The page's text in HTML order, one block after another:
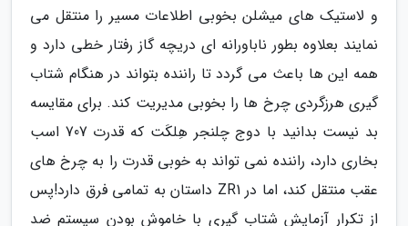
و لاستیک های میشلن بخوبی اطلاعات مسیر را منتقل می
نمایند بعلاوه بطور ناباورانه ای دریچه گاز رفتار خطی دارد و
همه این ها باعث می گردد تا راننده بتواند در هنگام شتاب
گیری هرزگردی چرخ ها را بخوبی مدیریت کند. برای مقایسه
بد نیست بدانید با دوج چلنجر هِلکَت که قدرت 707 اسب
بخاری دارد، راننده نمی تواند به خوبی قدرت را به چرخ های
عقب منتقل کند، اما در ZR1 داستان به تمامی فرق دارد!پس
از تکرار آزمایش شتاب گیری با خاموش بودن سیستم ضد